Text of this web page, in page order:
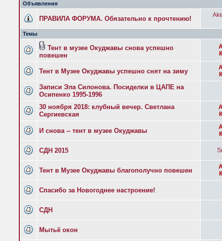
Объявления
ПРАВИЛА ФОРУМА. Обязательно к прочтению!
Темы
Тент в музее Окуджавы снова успешно
повешен
Тент в Музее Окуджавы успешно снят на зиму
Записи Эла Силонова. Посиделки в ЦАПЕ на
Осипенко 1995-1996
30 ноября 2018: клубный вечер. Светлана
Сергиевская
И снова -- тент в музее Окуджавы
СДН 2015
Тент в Музее Окуджавы благополучно повешен
Спасибо за Новогоднее настроение!
СДН
Мытьё окон